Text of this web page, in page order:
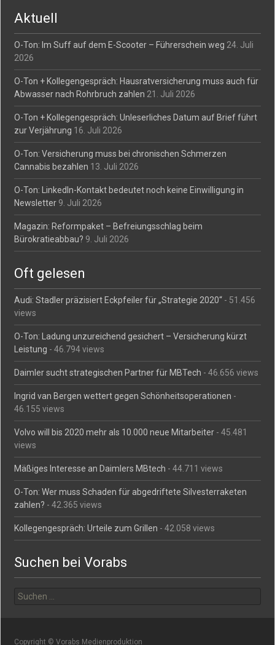
Aktuell
O-Ton: Im Suff auf dem E-Scooter – Führerschein weg 24. Juli
2026
O-Ton + Kollegengespräch: Hausratversicherung muss auch für
Abwasser nach Rohrbruch zahlen 21. Juli 2026
O-Ton + Kollegengespräch: Unleserliches Datum auf Brief führt
zur Verjährung 16. Juli 2026
O-Ton: Versicherung muss bei chronischen Schmerzen
Cannabis bezahlen 13. Juli 2026
O-Ton: LinkedIn-Kontakt bedeutet noch keine Einwilligung in
Newsletter 9. Juli 2026
Magazin: Reformpaket – Befreiungsschlag beim
Bürokratieabbau? 9. Juli 2026
Oft gelesen
Audi: Stadler präzisiert Eckpfeiler für „Strategie 2020“ - 51.456
views
O-Ton: Ladung unzureichend gesichert – Versicherung kürzt
Leistung - 46.794 views
Daimler sucht strategischen Partner für MBTech - 46.656 views
Ingrid van Bergen wettert gegen Schönheitsoperationen -
46.155 views
Volvo will bis 2020 mehr als 10.000 neue Mitarbeiter - 45.481
views
Mäßiges Interesse an Daimlers MBtech - 44.711 views
O-Ton: Wer muss Schaden für abgedriftete Silvesterraketen
zahlen? - 42.365 views
Kollegengespräch: Urteile zum Grillen - 42.058 views
Suchen bei Vorabs
nach:
Copyright © Vorabs Medienproduktion